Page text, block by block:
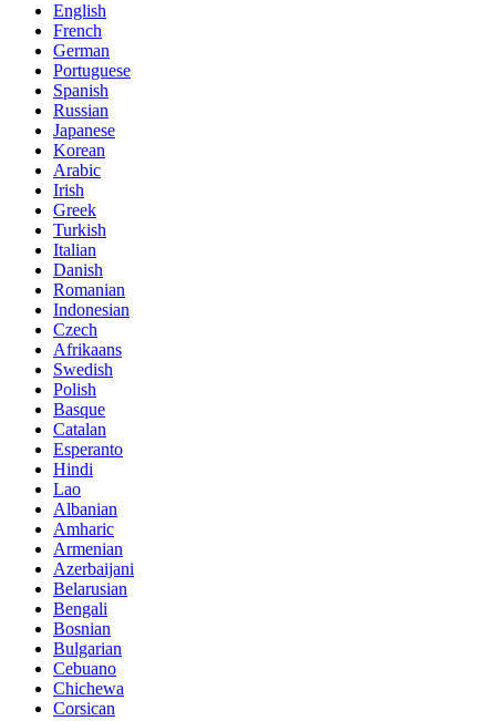
English
French
German
Portuguese
Spanish
Russian
Japanese
Korean
Arabic
Irish
Greek
Turkish
Italian
Danish
Romanian
Indonesian
Czech
Afrikaans
Swedish
Polish
Basque
Catalan
Esperanto
Hindi
Lao
Albanian
Amharic
Armenian
Azerbaijani
Belarusian
Bengali
Bosnian
Bulgarian
Cebuano
Chichewa
Corsican